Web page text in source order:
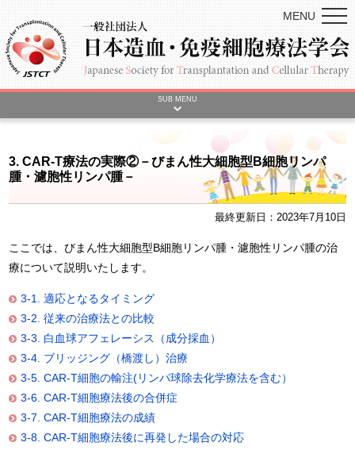
MENU
SUB MENU
3. CAR-T療法の実際②－びまん性大細胞型B細胞リンパ
腫・濾胞性リンパ腫－
最終更新日：2023年7月10日
ここでは、びまん性大細胞型B細胞リンパ腫・濾胞性リンパ腫の治
療について説明いたします。
3-1. 適応となるタイミング
3-2. 従来の治療法との比較
3-3. 白血球アフェレーシス（成分採血）
3-4. ブリッジング（橋渡し）治療
3-5. CAR-T細胞の輸注(リンパ球除去化学療法を含む）
3-6. CAR-T細胞療法後の合併症
3-7. CAR-T細胞療法の成績
3-8. CAR-T細胞療法後に再発した場合の対応